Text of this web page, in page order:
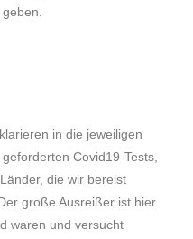
in die jeweiligen
Covid19-Tests,
die wir bereist
große Ausreißer ist hier
waren und versucht